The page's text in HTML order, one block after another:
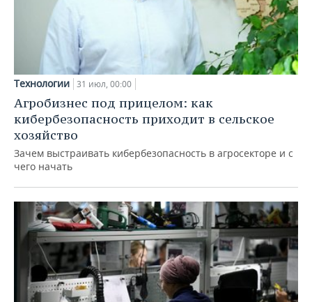
Технологии 31 июл, 00:00
Агробизнес под прицелом: как
кибербезопасность приходит в сельское
хозяйство
Зачем выстраивать кибербезопасность в агросекторе и с
чего начать